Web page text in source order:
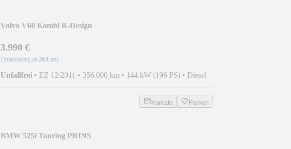
Volvo V60 Kombi R-Design
3.990 €
Finanzierung ab 26 € mtl.
Unfallfrei • EZ 12/2011 • 356.000 km • 144 kW (196 PS) • Diesel
Kontakt Parken
BMW 525i Touring PRINS